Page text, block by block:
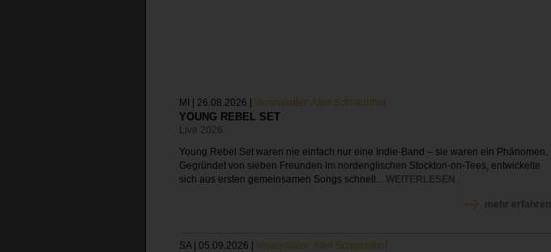
MI | 26.08.2026 |Veranstalter: Alter Schlachthof
YOUNG REBEL SET
Live 2026
Young Rebel Set waren nie einfach nur eine Indie-Band – sie waren ein Phänomen.
Gegründet von sieben Freunden im nordenglischen Stockton-on-Tees, entwickelte
sich aus ersten gemeinsamen Songs schnell... WEITERLESEN
mehr erfahren
SA | 05.09.2026 |Veranstalter: Alter Schlachthof